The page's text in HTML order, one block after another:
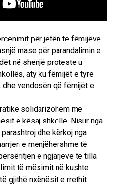
për jetën të fëmijëve
mase për parandalimin e
në shenjë proteste u
aty ku fëmijët e tyre
vendosën që fëmijët e
solidarizohem me
e kësaj shkolle. Nisur nga
dhe kërkoj nga
e menjëhershme të
e ngjarjeve të tilla
të mësimit në kushte
gjithë nxënësit e rrethit